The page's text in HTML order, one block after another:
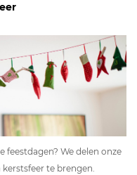
We delen onze
te brengen.